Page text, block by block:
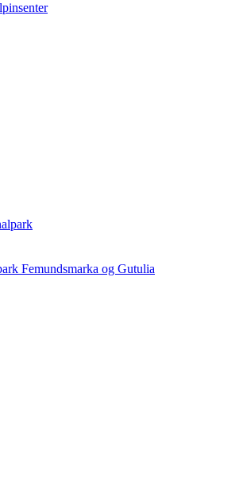
Femundsmarka og Gutulia